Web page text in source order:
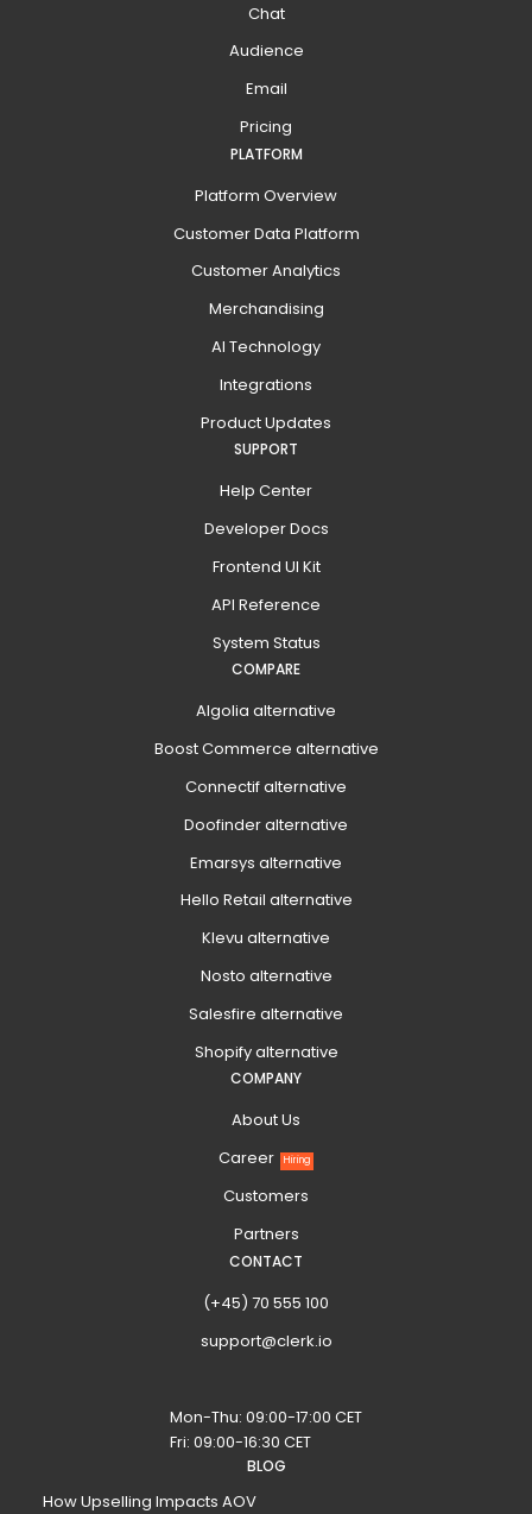
Chat
Audience
Email
Pricing
PLATFORM
Platform Overview
Customer Data Platform
Customer Analytics
Merchandising
AI Technology
Integrations
Product Updates
SUPPORT
Help Center
Developer Docs
Frontend UI Kit
API Reference
System Status
COMPARE
Algolia alternative
Boost Commerce alternative
Connectif alternative
Doofinder alternative
Emarsys alternative
Hello Retail alternative
Klevu alternative
Nosto alternative
Salesfire alternative
Shopify alternative
COMPANY
About Us
Career
Hiring
Customers
Partners
CONTACT
(+45) 70 555 100
support@clerk.io
Mon-Thu: 09:00-17:00 CET
Fri: 09:00-16:30 CET
BLOG
How Upselling Impacts AOV